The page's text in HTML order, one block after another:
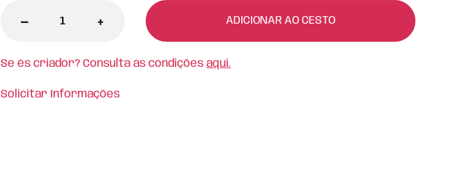
- + ADICIONAR AO CESTO
Se és criador? Consulta as condições aqui.
Solicitar Informações